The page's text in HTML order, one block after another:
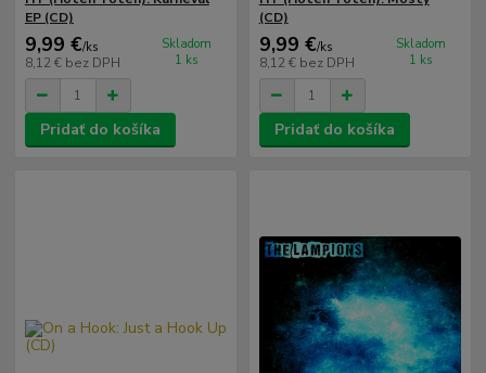
EP (CD)
9,99 €/ks
8,12 € bez DPH
Skladom
1 ks
Pridať do košíka
(CD)
9,99 €/ks
8,12 € bez DPH
Skladom
1 ks
Pridať do košíka